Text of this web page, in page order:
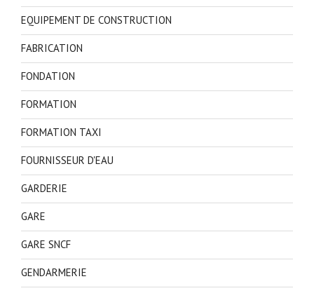
EQUIPEMENT DE CONSTRUCTION
FABRICATION
FONDATION
FORMATION
FORMATION TAXI
FOURNISSEUR D'EAU
GARDERIE
GARE
GARE SNCF
GENDARMERIE